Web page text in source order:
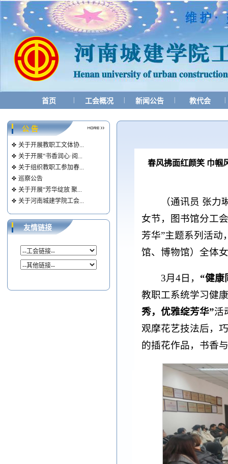
首页 工会概况 新闻公告 教代会
公 告
关于开展教职工文体协...
关于开展“书香润心·阅...
关于组织教职工参加春...
巡察公告
关于开展“芳华绽放 聚...
关于河南城建学院工会...
友情链接
春风拂面红颜笑 巾
（通讯员 张
女节，图书馆分工
芳华”主题系列活动
馆、博物馆）全体
3月4日， “健康
教职工系统学习健
秀，优雅绽芳华”活
观摩花艺技法后，
的插花作品，书香